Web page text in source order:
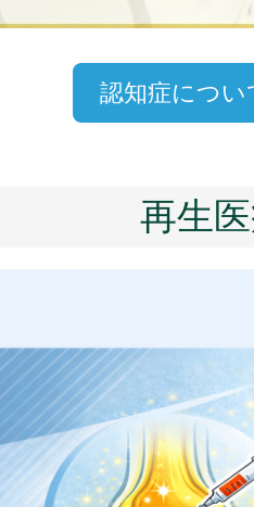
症外来予約受付中
→ 電話予約
2024.11.01
睡眠時無呼吸
2024.10.10
コロナウイル
認知症につい
再生